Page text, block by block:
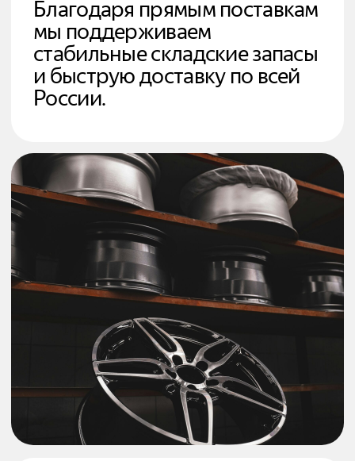
Мы знаем всё о шинах и
дисках. За годы работы по
всей России помогли
тысячам автолюбителей
подобрать идеальное
сочетание стиля и
надёжности.
Наш опыт и репутация —
гарантия, что вы получите
профессиональную
консультацию и надёжный
сервис.